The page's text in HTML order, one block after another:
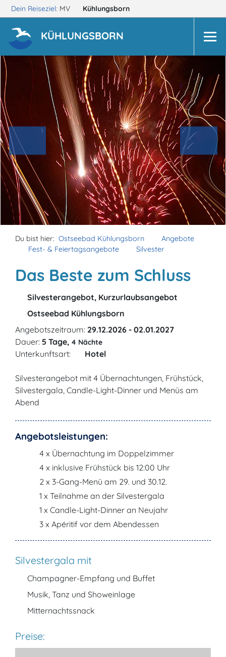
Dein Reiseziel: MV Kühlungsborn
KÜHLUNGSBORN
Du bist hier: Ostseebad Kühlungsborn
Angebote
Fest- & Feiertagsangebote
Silvester
Das Beste zum Schluss
Silvesterangebot, Kurzurlaubsangebot
Ostseebad Kühlungsborn
Angebotszeitraum: 29.12.2026 - 02.01.2027
Dauer: 5 Tage, 4 Nächte
Unterkunftsart: Hotel
Silvesterangebot mit 4 Übernachtungen, Frühstück,
Silvestergala, Candle-Light-Dinner und Menüs am
Abend
Angebotsleistungen:
4 x Übernachtung im Doppelzimmer
4 x inklusive Frühstück bis 12:00 Uhr
2 x 3-Gang-Menü am 29. und 30.12.
1 x Teilnahme an der Silvestergala
1 x Candle-Light-Dinner an Neujahr
3 x Apéritif vor dem Abendessen
Silvestergala mit
Champagner-Empfang und Buffet
Musik, Tanz und Showeinlage
Mitternachtssnack
Preise: